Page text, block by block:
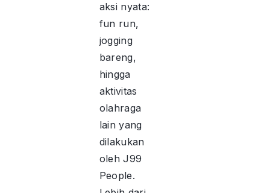
aksi nyata:
fun run,
jogging
bareng,
hingga
aktivitas
olahraga
lain yang
dilakukan
oleh J99
People.